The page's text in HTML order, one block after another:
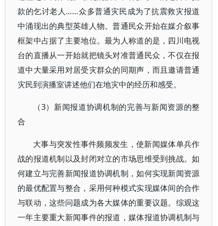
款的乞讨老人……众多普通灾民成为了抗震救灾报道
中涌现出的典型英雄人物。普通民众开始在媒介叙事
框架中占据了主要地位。最为人称道的是，四川电视
台的直播从一开始就把镜头对准普通民众，不仅在报
道中大量采用对居受灾群众的同期声，而且邀请普通
灾民到演播室讲述他们在地灾中的经历和感受。
（3）新闻报道协调机制的完善与新闻资源的整
合
大事与突发性事件频频发生，使新闻媒体单兵作
战的报道机制以及封闭对立的市场思维受到挑战。如
何建立与完善新闻报道协调机制，如何实现新闻资源
的最优配置与整合，采用何种模式实现媒体间的合作
与联动，这些问题成为各大媒体的重要议题。综观这
一年主要重大新闻事件的报道，媒体报道协调机制与